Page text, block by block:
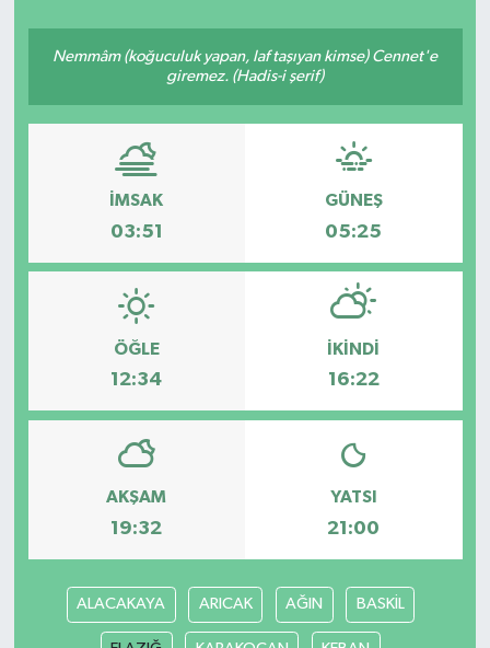
Nemmâm (koğuculuk yapan, laf taşıyan kimse) Cennet'e
giremez. (Hadis-i şerif)
İMSAK
03:51
GÜNEŞ
05:25
ÖĞLE
12:34
İKINDI
16:22
AKŞAM
19:32
YATSI
21:00
ALACAKAYA ARICAK AĞIN BASKİL